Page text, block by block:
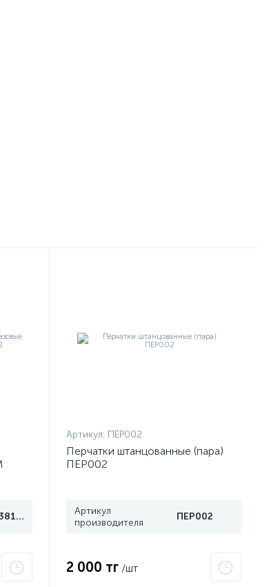
7000038198
Артикул: ПЕР002
Перчатки штанцованные (пара)
ПЕР002
Артикул
производителя
ПЕР002
2 000 тг /шт